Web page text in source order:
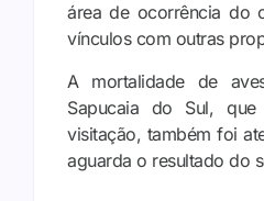
área de ocorrência do
vínculos com outras
A mortalidade de
Sapucaia do Sul,
visitação, também foi
aguarda o resultado do